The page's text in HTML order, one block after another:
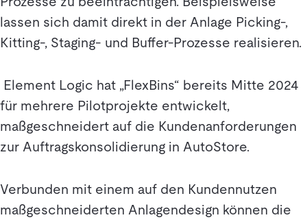
lassen sich damit direkt in der Anlage Picking-,
Kitting-, Staging- und Buffer-Prozesse realisieren.
Element Logic hat „FlexBins“ bereits Mitte 2024
für mehrere Pilotprojekte entwickelt,
maßgeschneidert auf die Kundenanforderungen
zur Auftragskonsolidierung in AutoStore.
Verbunden mit einem auf den Kundennutzen
maßgeschneiderten Anlagendesign können die